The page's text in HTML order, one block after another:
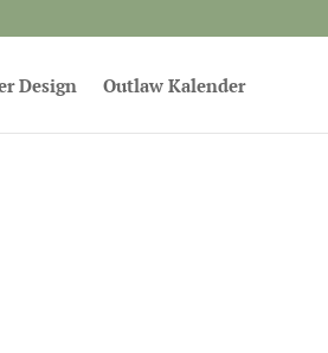
Design Outlaw Kalender